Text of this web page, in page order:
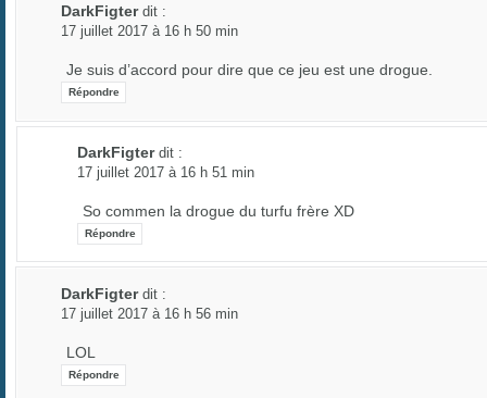
DarkFigter dit :
17 juillet 2017 à 16 h 50 min
Je suis d’accord pour dire que ce jeu est une drogue.
Répondre
DarkFigter dit :
17 juillet 2017 à 16 h 51 min
So commen la drogue du turfu frère XD
Répondre
DarkFigter dit :
17 juillet 2017 à 16 h 56 min
LOL
Répondre